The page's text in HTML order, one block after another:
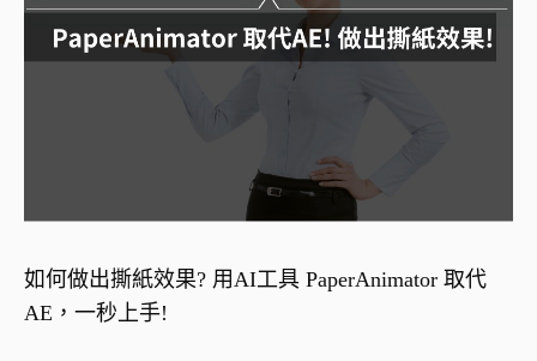
如何做出撕紙效果? 用AI工具 PaperAnimator 取代
AE，一秒上手!